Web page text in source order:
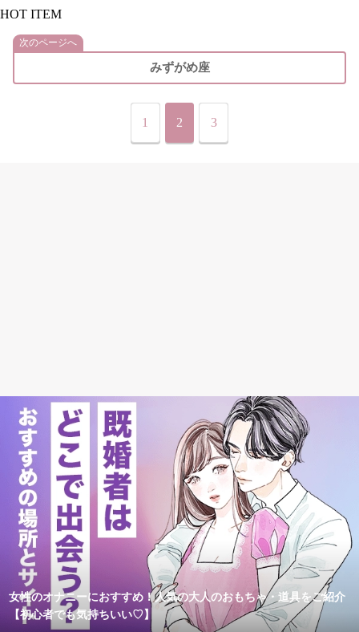
HOT ITEM
次のページへ
みずがめ座
1 2 3
女性のオナニーにおすすめ！人気の大人のおもちゃ・道具をご紹介
【初心者でも気持ちいい♡】